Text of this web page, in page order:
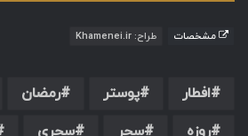
مشخصات طراح: Khamenei.ir
افطار پوستر رمضان
روزه
سحر سحری